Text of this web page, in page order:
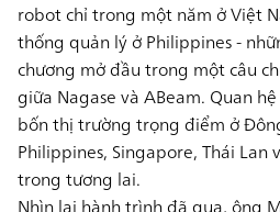
robotchỉ trong một năm ở Việt
thống quản lý ở Philippines -
chương mở đầu trong một câu
giữa Nagase và ABeam. Quan
bốn thị trường trọng điểm ở
Philippines, Singapore, Thái Lan
trong tương lai.